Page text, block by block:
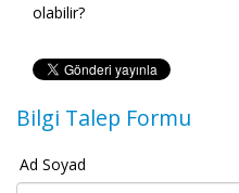
olabilir?
Bilgi Talep Formu
Ad Soyad